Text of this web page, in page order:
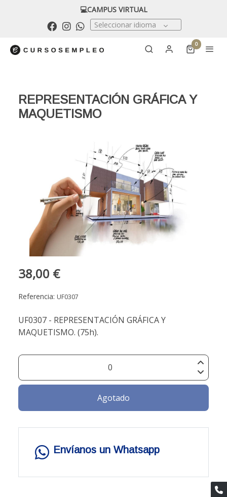
💻CAMPUS VIRTUAL
Seleccionar idioma
0
REPRESENTACIÓN GRÁFICA Y
MAQUETISMO
38,00 €
Referencia: UF0307
UF0307 - REPRESENTACIÓN GRÁFICA Y
MAQUETISMO. (75h).
Agotado
Envíanos un Whatsapp